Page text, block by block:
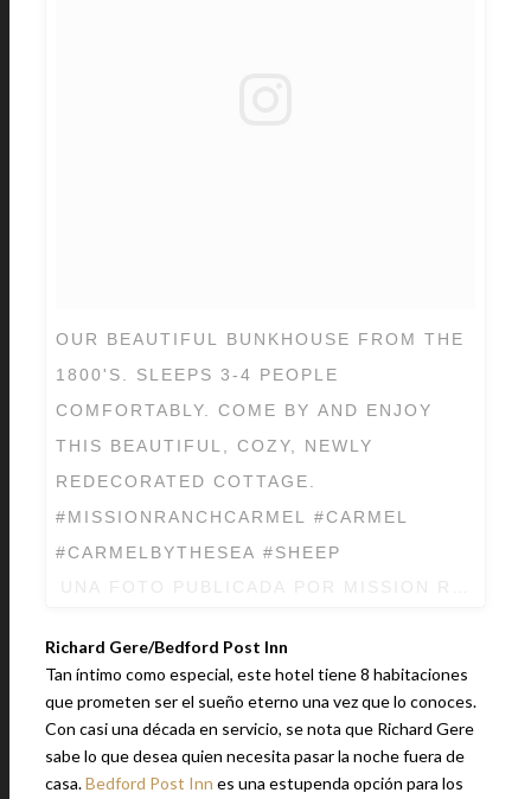
OUR BEAUTIFUL BUNKHOUSE FROM THE
1800'S. SLEEPS 3-4 PEOPLE
COMFORTABLY. COME BY AND ENJOY
THIS BEAUTIFUL, COZY, NEWLY
REDECORATED COTTAGE.
#MISSIONRANCHCARMEL #CARMEL
#CARMELBYTHESEA #SHEEP
Richard Gere/Bedford Post Inn
Tan íntimo como especial, este hotel tiene 8 habitaciones
que prometen ser el sueño eterno una vez que lo conoces.
Con casi una década en servicio, se nota que Richard Gere
sabe lo que desea quien necesita pasar la noche fuera de
casa.Bedford Post Inn es una estupenda opción para los